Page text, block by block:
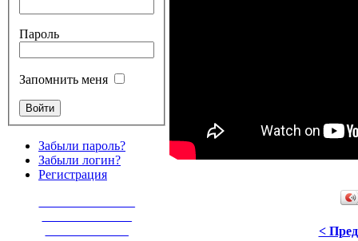
Пароль
Запомнить меня
Забыли пароль?
Забыли логин?
Регистрация
<